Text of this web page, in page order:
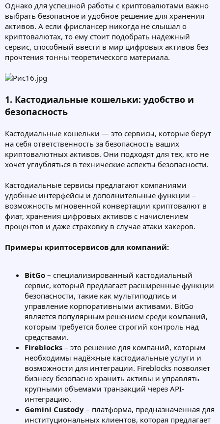
Однако для успешной работы с криптовалютами важно
выбрать безопасное и удобное решение для хранения
активов. А если фрислансер никогда не слышал о
криптовалютах, то ему стоит подобрать надежный
сервис, способный ввести в мир цифровых активов без
прочтения тонны теоретического материала.
1. Кастодиальные кошельки: удобство и
безопасность
Кастодиальные кошельки — это сервисы, которые берут
на себя ответственность за безопасность ваших
криптовалютных активов. Они подходят для тех, кто не
хочет углубляться в технические аспекты безопасности.
Кастодиальные сервисы предлагают компаниями
удобные интерфейсы и дополнительные функции –
возможность мгновенной конвертации криптовалют в
фиат, хранения цифровых активов с начислением
процентов и даже страховку в случае атаки хакеров.
Примеры криптосервисов для компаний:
BitGo – специализированный кастодиальный
сервис, который предлагает расширенные функции
безопасности, такие как мультиподпись и
управление корпоративными активами. BitGo
является популярным решением среди компаний,
которым требуется более строгий контроль над
средствами.
Fireblocks – это решение для компаний, которым
необходимы надёжные кастодиальные услуги и
возможности для интеграции. Fireblocks позволяет
бизнесу безопасно хранить активы и управлять
крупными объемами транзакций через API-
интеграцию.
Gemini Custody – платформа, предназначенная для
институциональных клиентов, которая предлагает